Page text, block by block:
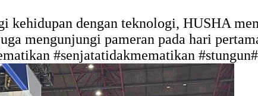
kehidupan dengan teknologi, HUSHA
mengunjungi pameran pada hari
#senjatatidakmematikan